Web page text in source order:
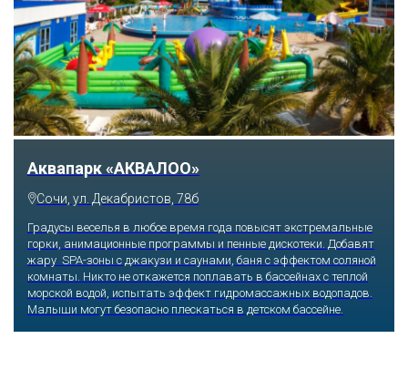
Аквапарк «АКВАЛОО»
Сочи, ул. Декабристов, 78б
Градусы веселья в любое время года повысят экстремальные
горки, анимационные программы и пенные дискотеки. Добавят
жару SPA-зоны с джакузи и саунами, баня с эффектом соляной
комнаты. Никто не откажется поплавать в бассейнах с теплой
морской водой, испытать эффект гидромассажных водопадов.
Малыши могут безопасно плескаться в детском бассейне.